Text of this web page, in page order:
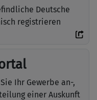
Deutsche
registrieren
Ihr Gewerbe an-,
einer Auskunft